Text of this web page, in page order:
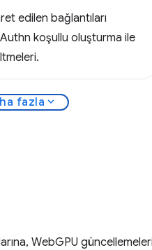
edilen bağlantıları
koşullu oluşturma ile
fazla expand_more
WebGPU